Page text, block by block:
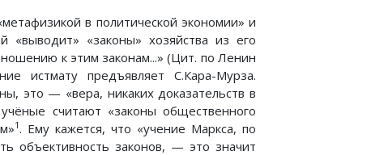
в политической экономии» и
«выводит» «законы» хозяйства из его
к этим законам...» (Цит. по Ленин
истмату предъявляет С.Кара-Мурза.
это — «вера, никаких доказательств в
считают «законы общественного
1 . Ему кажется, что «учение Маркса, по
объективность законов, — это значит